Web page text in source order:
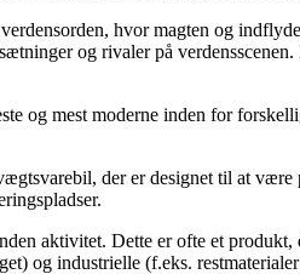
hvor magten og
og rivaler på
og mest moderne inden for
der er designet til at
aktivitet. Dette er ofte et
og industrielle (f.eks.